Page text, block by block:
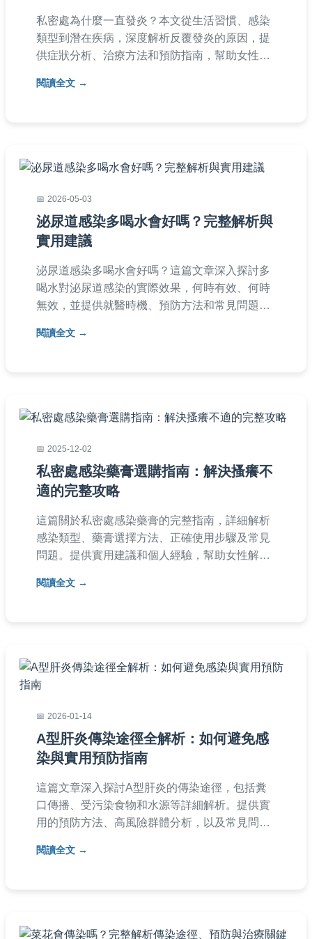
私密處為什麼一直發炎？本文從生活習慣、感染
類型到潛在疾病，深度解析反覆發炎的原因，提
供症狀分析、治療方法和預防指南，幫助女性徹
閱讀全文
2026-05-03
泌尿道感染多喝水會好嗎？完整解析與
實用建議
泌尿道感染多喝水會好嗎？這篇文章深入探討多
喝水對泌尿道感染的實際效果，何時有效、何時
無效，並提供就醫時機、預防方法和常見問題解
閱讀全文
2025-12-02
私密處感染藥膏選購指南：解決搔癢不
適的完整攻略
這篇關於私密處感染藥膏的完整指南，詳細解析
感染類型、藥膏選擇方法、正確使用步驟及常見
問題。提供實用建議和個人經驗，幫助女性解決
細菌性與霉菌性感染比較、藥膏成分分析，以及
閱讀全文
2026-01-14
A型肝炎傳染途徑全解析：如何避免感
染與實用預防指南
這篇文章深入探討A型肝炎的傳染途徑，包括糞
口傳播、受污染食物和水源等詳細解析。提供實
用的預防方法、高風險群體分析，以及常見問
險。內容基於醫學知識，適合一般民眾閱讀。
閱讀全文